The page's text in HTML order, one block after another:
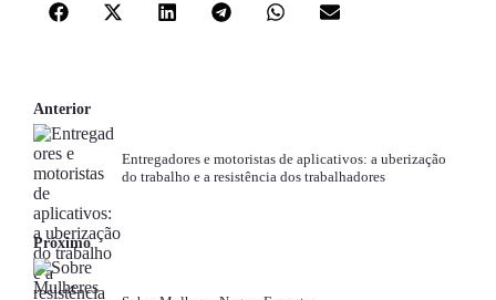
Anterior
Entregadores e motoristas de aplicativos: a uberização
do trabalho e a resistência dos trabalhadores
Próximo